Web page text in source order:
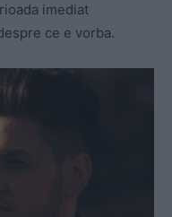
imediat
ce e vorba.